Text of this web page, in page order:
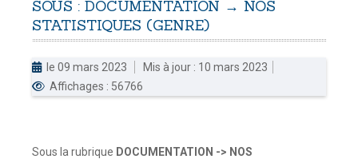
DOUANES
ACTUALITES
SOUS : DOCUMENTATION → NOS
STATISTIQUES (GENRE)
le 09 mars 2023
Mis à jour : 10 mars 2023
Affichages : 56766
Sous la rubrique DOCUMENTATION -> NOS